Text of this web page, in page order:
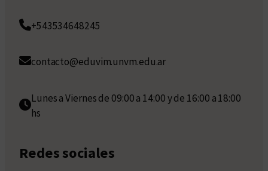
+543534648245
contacto@eduvim.unvm.edu.ar
Lunes a Viernes de 09:00 a 14:00 y de 16:00 a 18:00
hs
Redes sociales